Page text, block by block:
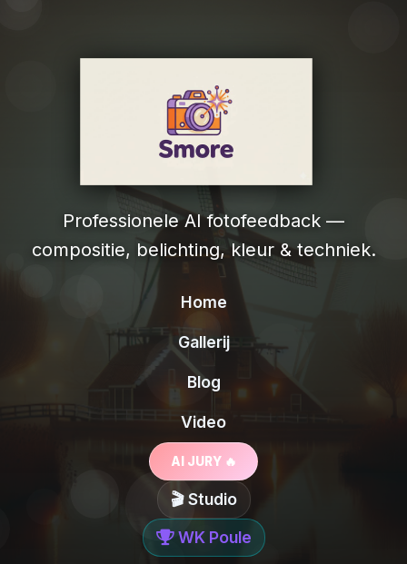
Professionele AI fotofeedback —
compositie, belichting, kleur & techniek.
Home
Gallerij
Blog
Video
AI JURY 🔥
🎬 Studio
WK Poule